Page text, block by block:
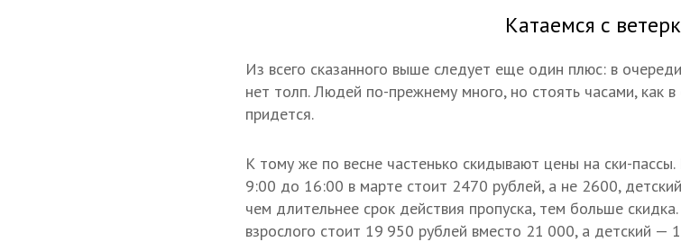
Катаемся с
Из всего сказанного выше следует еще один плюс: в
нет толп. Людей по-прежнему много, но стоять часами, как
придется.
К тому же по весне частенько скидывают цены на ски-
9:00 до 16:00 в марте стоит 2470 рублей, а не 2600,
чем длительнее срок действия пропуска, тем больше
взрослого стоит 19 950 рублей вместо 21 000, а детский —